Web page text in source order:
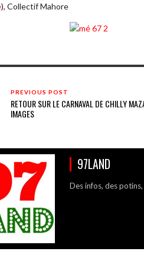
), Collectif Mahore
PREVIOUS POST
RETOUR SUR LE CARNAVAL DE CHILLY
IMAGES
97LAND
Des infos, des